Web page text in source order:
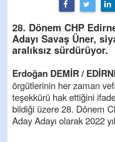
28. Dönem CHP
Adayı Savaş Üner,
aralıksız sürdürüyor.
Erdoğan DEMİR /
örgütlerinin her zaman
teşekkürü hak ettiğini
bildiği üzere 28. Dönem
Aday Adayı olarak 2022